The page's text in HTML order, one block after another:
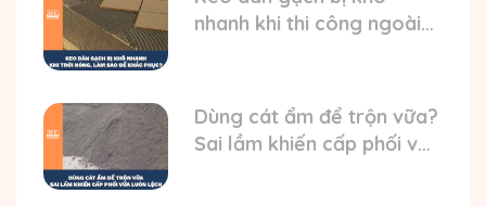
nhanh khi thi công ngoài
Dùng cát ẩm để trộn vữa?
Sai lầm khiến cấp phối vữa